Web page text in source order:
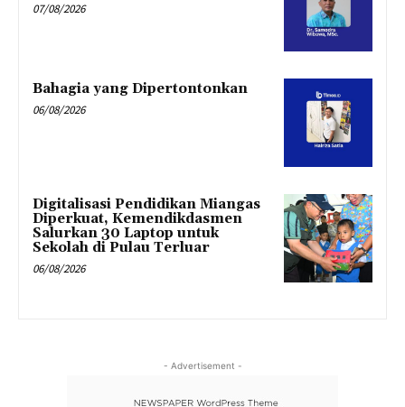
07/08/2026
Bahagia yang Dipertontonkan
06/08/2026
Digitalisasi Pendidikan Miangas
Diperkuat, Kemendikdasmen
Salurkan 30 Laptop untuk
Sekolah di Pulau Terluar
06/08/2026
- Advertisement -